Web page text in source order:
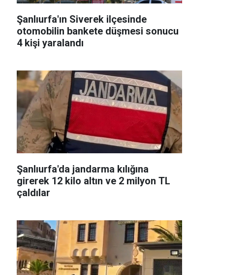
Şanlıurfa'ın Siverek ilçesinde
otomobilin bankete düşmesi sonucu
4 kişi yaralandı
Şanlıurfa'da jandarma kılığına
girerek 12 kilo altın ve 2 milyon TL
çaldılar